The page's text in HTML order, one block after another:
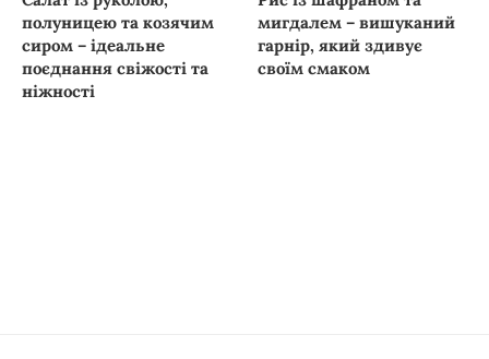
полуницею та козячим
сиром – ідеальне
поєднання свіжості та
ніжності
мигдалем – вишуканий
гарнір, який здивує
своїм смаком